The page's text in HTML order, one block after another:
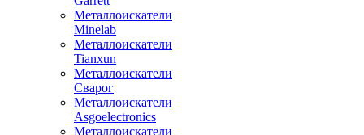
Металлоискатели
Minelab
Металлоискатели
Tianxun
Металлоискатели
Сварог
Металлоискатели
Asgoelectronics
Металлоискатели